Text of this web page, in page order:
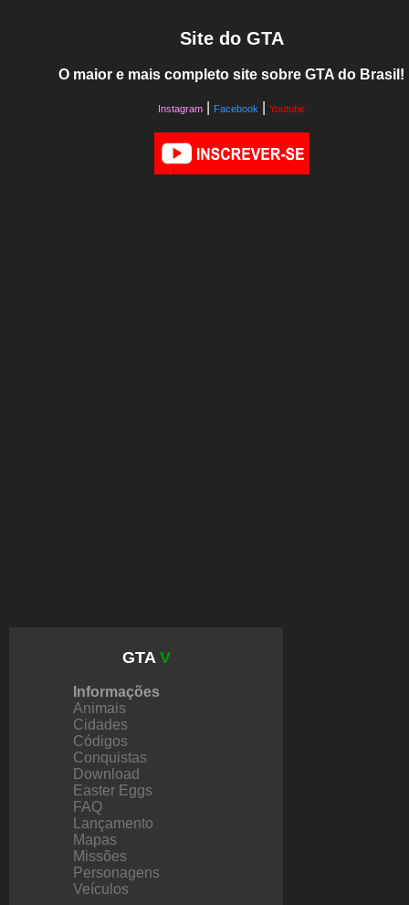
Site do GTA
O maior e mais completo site sobre GTA do Brasil!
Instagram Facebook Youtube
GTA V
Informações
Animais
Cidades
Códigos
Conquistas
Download
Easter Eggs
FAQ
Lançamento
Mapas
Missões
Personagens
Veículos